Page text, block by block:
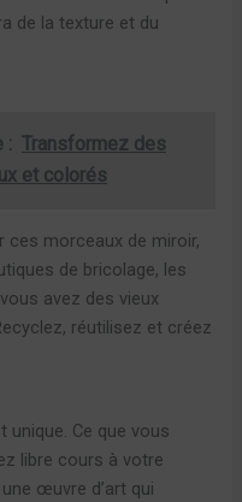
de la texture et du
: Transformez des
et colorés
ces morceaux de miroir,
de bricolage, les
avez des vieux
réutilisez et créez
unique. Ce que vous
libre cours à votre
œuvre d’art qui